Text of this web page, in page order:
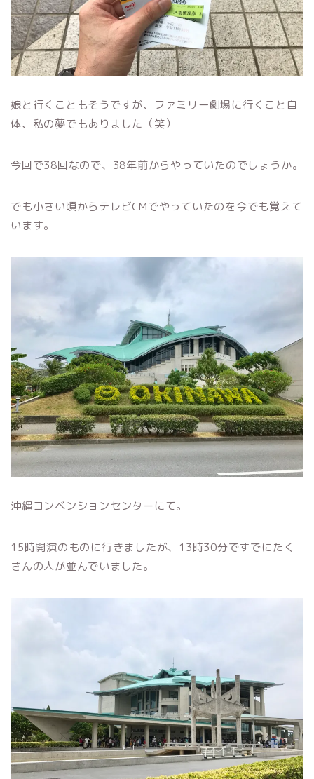
娘と行くこともそうですが、ファミリー劇場に行くこと自
体、私の夢でもありました（笑）
今回で38回なので、38年前からやっていたのでしょうか。
でも小さい頃からテレビCMでやっていたのを今でも覚えて
います。
沖縄コンベンションセンターにて。
15時開演のものに行きましたが、13時30分ですでにたく
さんの人が並んでいました。